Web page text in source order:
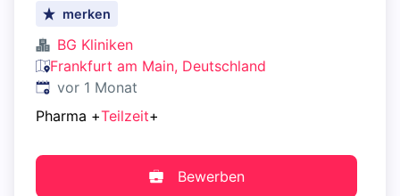
merken
BG Kliniken
Frankfurt am Main, Deutschland
Veröffentlicht:
vor 1 Monat
Pharma +Teilzeit+
Bewerben